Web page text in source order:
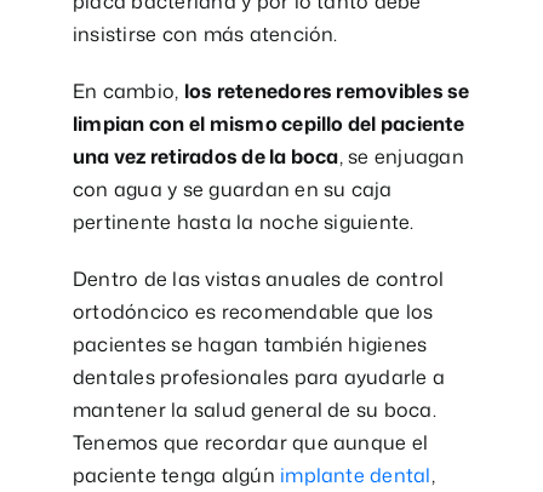
insistirse con más atención.
En cambio, los retenedores removibles se
limpian con el mismo cepillo del paciente
una vez retirados de la boca, se enjuagan
con agua y se guardan en su caja
pertinente hasta la noche siguiente.
Dentro de las vistas anuales de control
ortodóncico es recomendable que los
pacientes se hagan también higienes
dentales profesionales para ayudarle a
mantener la salud general de su boca.
Tenemos que recordar que aunque el
paciente tenga algún implante dental,